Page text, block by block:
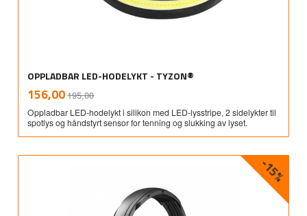
OPPLADBAR LED-HODELYKT - TYZON®
Tilbud
156,00195,00mva.
Oppladbar LED-hodelykt i silikon med LED-lysstripe, 2 sidelykter til
spotlys og håndstyrt sensor for tenning og slukking av lyset.
-15%